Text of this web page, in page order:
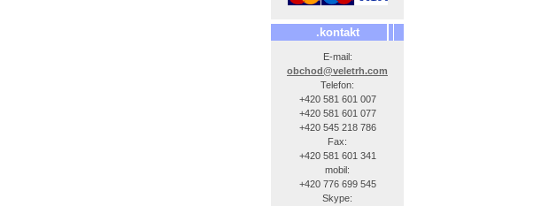
.kontakt
E-mail:
obchod@veletrh.com
Telefon:
+420 581 601 007
+420 581 601 077
+420 545 218 786
Fax:
+420 581 601 341
mobil:
+420 776 699 545
Skype: